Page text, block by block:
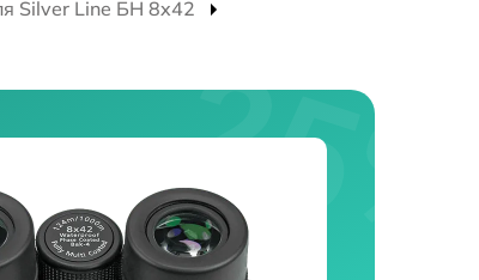
Silver Line БН 8x42